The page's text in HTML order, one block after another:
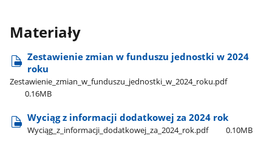
Materiały
Zestawienie zmian w funduszu jednostki w 2024
roku
Zestawienie​_zmian​_w​_funduszu​_jednostki​_w​_2024​_roku.pdf
0.16MB
Wyciąg z informacji dodatkowej za 2024 rok
Wyciąg​_z​_informacji​_dodatkowej​_za​_2024​_rok.pdf 0.10MB